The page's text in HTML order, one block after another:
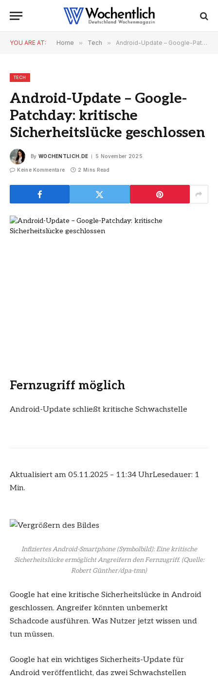
YOU ARE AT: Home » Tech » Android-Update – Google-Patchday: kritische Sicherheitslücke geschlossen
TECH
Android-Update – Google-
Patchday: kritische
Sicherheitslücke geschlossen
By WOCHENTLICH.DE 5 November 2025
Keine Kommentare 2 Mins Read
Fernzugriff möglich
Android-Update schließt kritische Schwachstelle
Aktualisiert am 05.11.2025 – 11:34 UhrLesedauer: 1
Min.
Infiziertes Android-Smartphone (Symbolbild): Eine kritische
Sicherheitslücke ermöglicht Angreifern den Fernzugriff.(Quelle:
Robert Günther/dpa-tmn)
Google hat eine kritische Sicherheitslücke in Android
geschlossen. Angreifer könnten unbemerkt
Schadcode ausführen. Was Nutzer jetzt wissen und
tun müssen.
Google hat ein wichtiges Sicherheits-Update für
Android veröffentlicht, das zwei Schwachstellen